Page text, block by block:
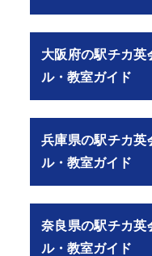
大阪府の駅チカ英
ル・教室ガイド
兵庫県の駅チカ英
ル・教室ガイド
奈良県の駅チカ英
ル・教室ガイド